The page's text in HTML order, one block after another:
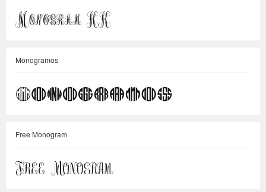
Monogramos
Free Monogram